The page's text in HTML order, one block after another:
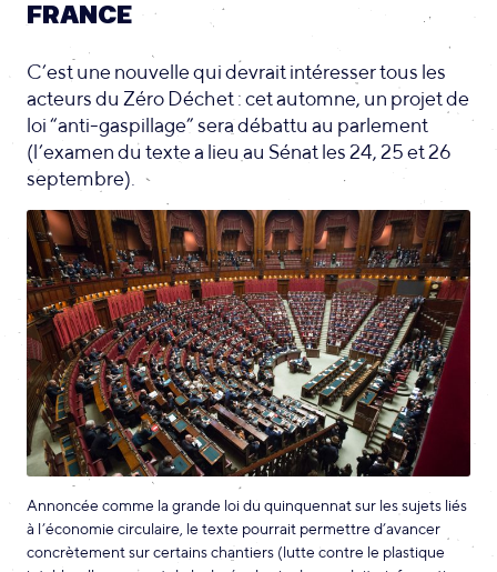
FRANCE
C’est une nouvelle qui devrait intéresser tous les
acteurs du Zéro Déchet : cet automne, un projet de
loi “anti-gaspillage” sera débattu au parlement
(l’examen du texte a lieu au Sénat les 24, 25 et 26
septembre).
Annoncée comme la grande loi du quinquennat sur les sujets liés
à l’économie circulaire, le texte pourrait permettre d’avancer
concrètement sur certains chantiers (lutte contre le plastique